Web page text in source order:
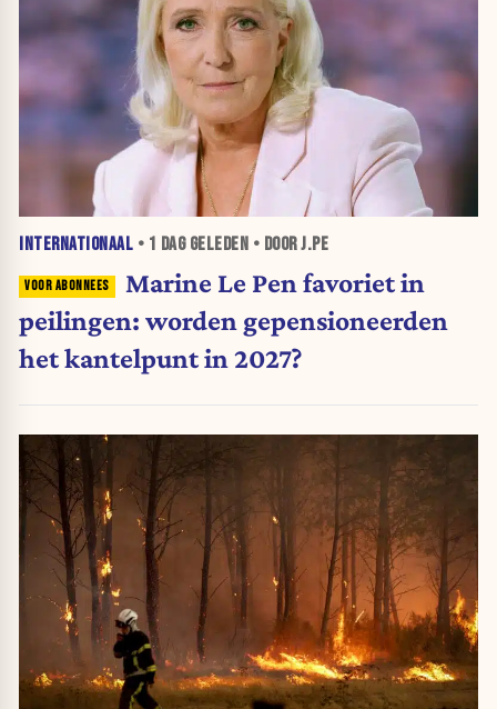
INTERNATIONAAL • 1 DAGGELEDEN • DOOR J.PE
Marine Le Pen favoriet in
peilingen: worden gepensioneerden
het kantelpunt in 2027?